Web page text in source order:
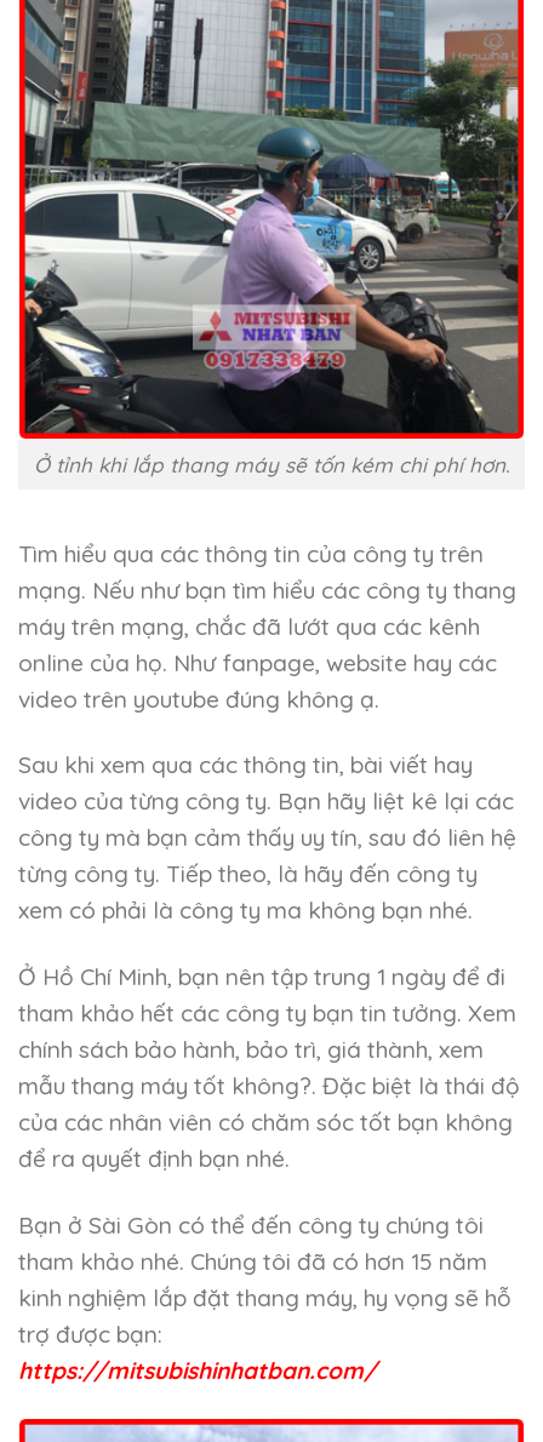
Ở tỉnh khi lắp thang máy sẽ tốn kém chi phí hơn.
Tìm hiểu qua các thông tin của công ty trên
mạng. Nếu như bạn tìm hiểu các công ty thang
máy trên mạng, chắc đã lướt qua các kênh
online của họ. Như fanpage, website hay các
video trên youtube đúng không ạ.
Sau khi xem qua các thông tin, bài viết hay
video của từng công ty. Bạn hãy liệt kê lại các
công ty mà bạn cảm thấy uy tín, sau đó liên hệ
từng công ty. Tiếp theo, là hãy đến công ty
xem có phải là công ty ma không bạn nhé.
Ở Hồ Chí Minh, bạn nên tập trung 1 ngày để đi
tham khảo hết các công ty bạn tin tưởng. Xem
chính sách bảo hành, bảo trì, giá thành, xem
mẫu thang máy tốt không?. Đặc biệt là thái độ
của các nhân viên có chăm sóc tốt bạn không
để ra quyết định bạn nhé.
Bạn ở Sài Gòn có thể đến công ty chúng tôi
tham khảo nhé. Chúng tôi đã có hơn 15 năm
kinh nghiệm lắp đặt thang máy, hy vọng sẽ hỗ
trợ được bạn:
https://mitsubishinhatban.com/